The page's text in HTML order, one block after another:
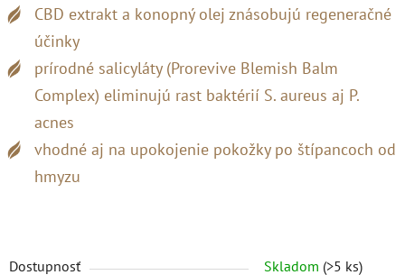
CBD extrakt a konopný olej znásobujú regeneračné
účinky
prírodné salicyláty (Prorevive Blemish Balm
Complex) eliminujú rast baktérií S. aureus aj P.
acnes
vhodné aj na upokojenie pokožky po štípancoch od
hmyzu
Dostupnosť Skladom (>5 ks)